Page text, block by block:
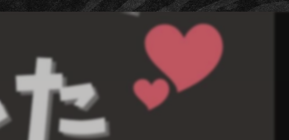
もんじゃ
ランチ
焼きそば